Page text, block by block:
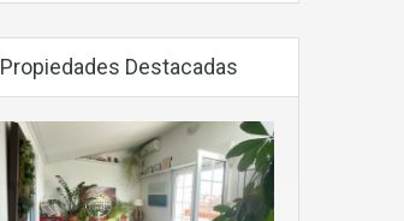
Propiedades Destacadas